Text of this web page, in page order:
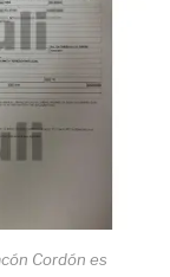
Cordón es